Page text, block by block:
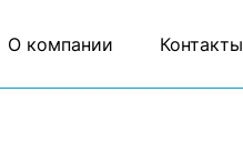
О компании Контакты